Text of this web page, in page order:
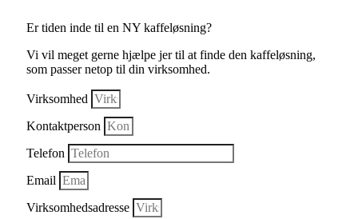
Er tiden inde til en NY kaffeløsning?
Vi vil meget gerne hjælpe jer til at finde den kaffeløsning,
som passer netop til din virksomhed.
Virksomhed
Kontaktperson
Telefon
Email
Virksomhedsadresse